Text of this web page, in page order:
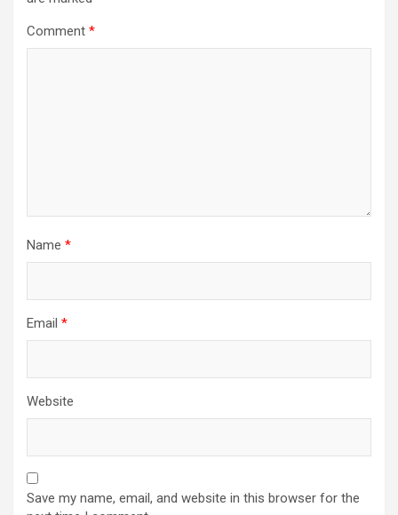
Comment *
Name *
Email *
Website
Save my name, email, and website in this browser for the